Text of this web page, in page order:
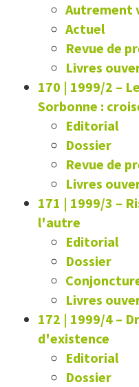
Autrement
Actuel
Revue de
Livres
170 | 1999/2 –
Sorbonne :
Editorial
Dossier
Revue de
Livres
171 | 1999/3 –
l'autre
Editorial
Dossier
Livres
172 | 1999/4 –
d'existence
Editorial
Dossier